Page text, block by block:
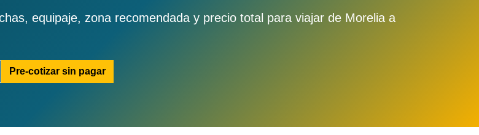
equipaje, zona recomendada y precio total para viajar de Morelia a
Pre-cotizar sin pagar